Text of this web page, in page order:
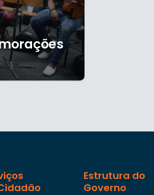
Estrutura do
Governo